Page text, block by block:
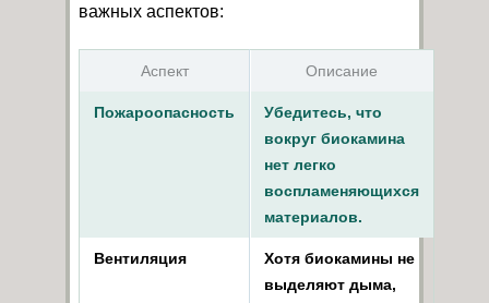
важных аспектов:
Аспект Описание
Пожароопасность
Убедитесь, что
вокруг биокамина
нет легко
воспламеняющихся
материалов.
Вентиляция
Хотя биокамины не
выделяют дыма,